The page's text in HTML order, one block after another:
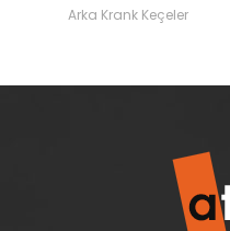
Arka Krank Keçeler